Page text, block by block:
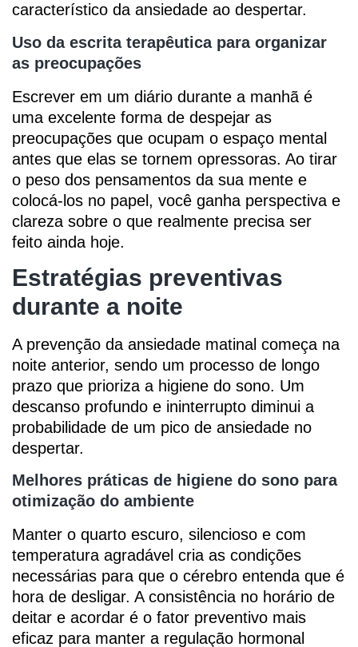
característico da ansiedade ao despertar.
Uso da escrita terapêutica para organizar
as preocupações
Escrever em um diário durante a manhã é
uma excelente forma de despejar as
preocupações que ocupam o espaço mental
antes que elas se tornem opressoras. Ao tirar
o peso dos pensamentos da sua mente e
colocá-los no papel, você ganha perspectiva e
clareza sobre o que realmente precisa ser
feito ainda hoje.
Estratégias preventivas
durante a noite
A prevenção da ansiedade matinal começa na
noite anterior, sendo um processo de longo
prazo que prioriza a higiene do sono. Um
descanso profundo e ininterrupto diminui a
probabilidade de um pico de ansiedade no
despertar.
Melhores práticas de higiene do sono para
otimização do ambiente
Manter o quarto escuro, silencioso e com
temperatura agradável cria as condições
necessárias para que o cérebro entenda que é
hora de desligar. A consistência no horário de
deitar e acordar é o fator preventivo mais
eficaz para manter a regulação hormonal